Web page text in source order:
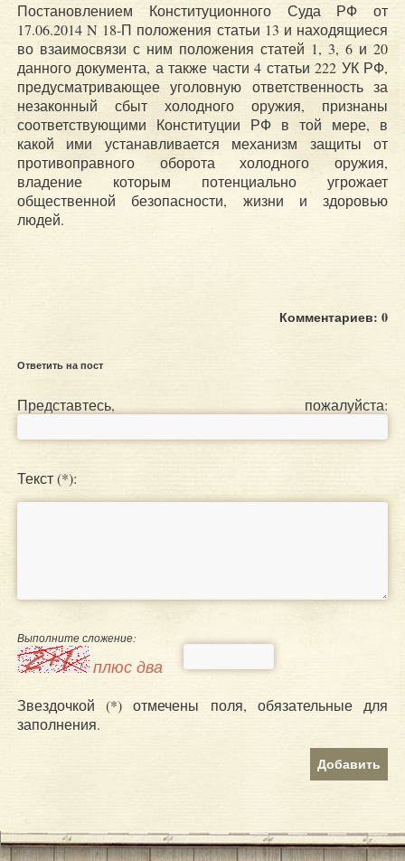
Постановлением Конституционного Суда РФ от
17.06.2014 N 18-П положения статьи 13 и находящиеся
во взаимосвязи с ним положения статей 1, 3, 6 и 20
данного документа, а также части 4 статьи 222 УК РФ,
предусматривающее уголовную ответственность за
незаконный сбыт холодного оружия, признаны
соответствующими Конституции РФ в той мере, в
какой ими устанавливается механизм защиты от
противоправного оборота холодного оружия,
владение которым потенциально угрожает
общественной безопасности, жизни и здоровью
людей.
Комментариев: 0
Ответить на пост
Представтесь, пожалуйста:
Текст (*):
Выполните сложение:
плюс два
Звездочкой (*) отмечены поля, обязательные для
заполнения.